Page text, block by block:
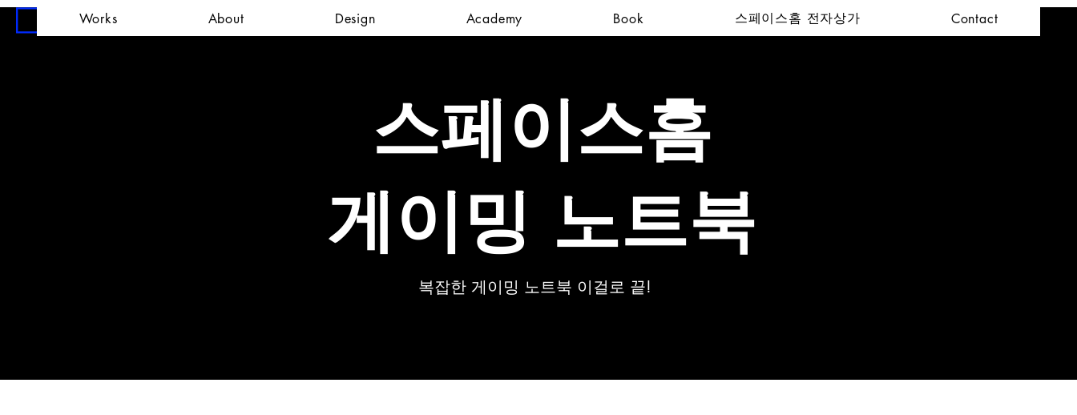
Works About Design Academy Book 스페이스홈 전자상가 Contact
​스페이스홈
게이밍 노트북
복잡한 게이밍 노트북 이걸로 끝!